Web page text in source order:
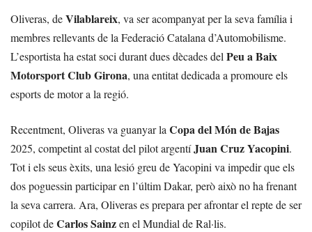
Oliveras, deVilablareix, va ser acompanyat per la seva família i
membres rellevants de la Federació Catalana d’Automobilisme.
L’esportista ha estat soci durant dues dècades del Peu a Baix
Motorsport Club Girona, una entitat dedicada a promoure els
esports de motor a la regió.
Recentment, Oliveras va guanyar la Copa del Món de Bajas
2025, competint al costat del pilot argentíJuan Cruz Yacopini.
Tot i els seus èxits, una lesió greu de Yacopini va impedir que els
dos poguessin participar en l’últim Dakar, però això no ha frenant
la seva carrera. Ara, Oliveras es prepara per afrontar el repte de ser
copilot deCarlos Sainzen el Mundial de Ral·lis.